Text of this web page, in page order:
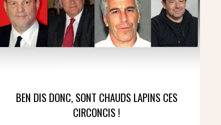
BEN DIS DONC, SONT CHAUDS LAPINS CES
CIRCONCIS !